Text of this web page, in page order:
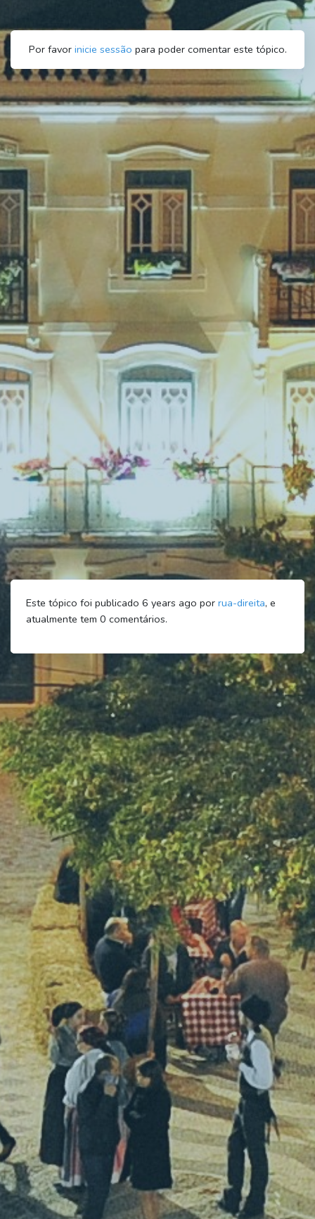
Por favor inicie sessão para poder comentar este tópico.
Este tópico foi publicado 6 years ago por rua-direita, e
atualmente tem 0 comentários.